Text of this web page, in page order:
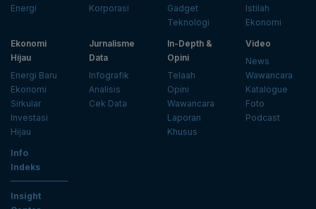
Energi
Korporasi
Gadget
Teknologi
Istilah
Ekonomi
Ekonomi
Hijau
Energi Baru
Ekonomi
Sirkular
Investasi
Hijau
Jurnalisme
Data
Infografik
Analisis
Cek Data
In-Depth &
Opini
Telaah
Opini
Wawancara
Laporan
Khusus
Video
News
Wawancara
Katalogue
Foto
Podcast
Info
Indeks
Insight